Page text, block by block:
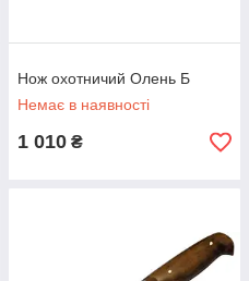
Нож охотничий Олень Б
Немає в наявності
1 010 ₴